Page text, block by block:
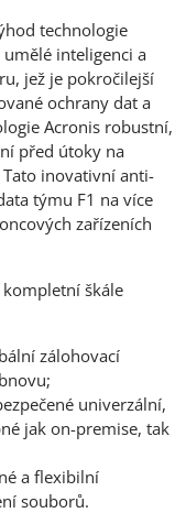
technologie
inteligenci a
jež je pokročilejší
ochrany dat a
Acronis robustní,
před útoky na
inovativní anti-
týmu F1 na více
zařízeních
škále
zálohovací
univerzální,
jak on-premise, tak
a flexibilní
souborů.